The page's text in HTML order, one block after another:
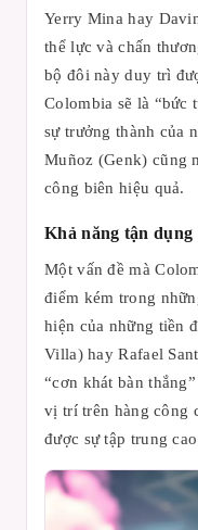
Yerry Mina hay
thể lực và chấn
bộ đôi này duy trì
Colombia sẽ là “bức
sự trưởng thành của
Muñoz (Genk) cũng
công biên hiệu quả.
Khả năng tận dụng
Một vấn đề mà
điểm kém trong
hiện của những tiền
Villa) hay Rafael
“cơn khát bàn
vị trí trên hàng công
được sự tập trung